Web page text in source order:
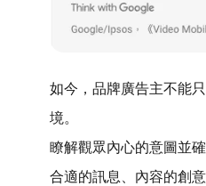
如今，品牌廣告主不能
境。
瞭解觀眾內心的意圖並
合適的訊息、內容的創